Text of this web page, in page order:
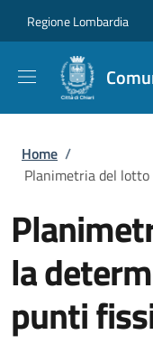
Regione Lombardia
Briciole di
Home /
Planimetria del
la
punti